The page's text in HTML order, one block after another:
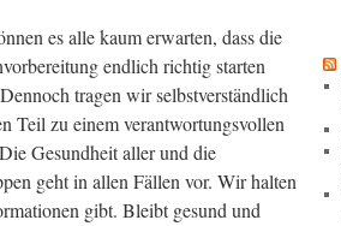
es alle kaum erwarten, dass die
endlich richtig starten
tragen wir selbstverständlich
Teil zu einem verantwortungsvollen
Gesundheit aller und die
geht in allen Fällen vor. Wir halten
gibt. Bleibt gesund und